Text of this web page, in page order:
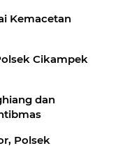
Kemacetan
Cikampek
dan
Polsek